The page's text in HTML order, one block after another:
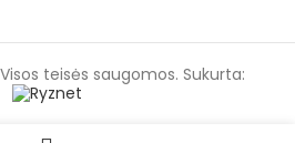
teisės saugomos. Sukurta: